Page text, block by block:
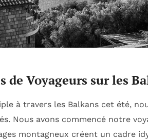
de Voyageurs sur les
à travers les Balkans cet été,
Nous avons commencé notre
montagneux créent un cadre